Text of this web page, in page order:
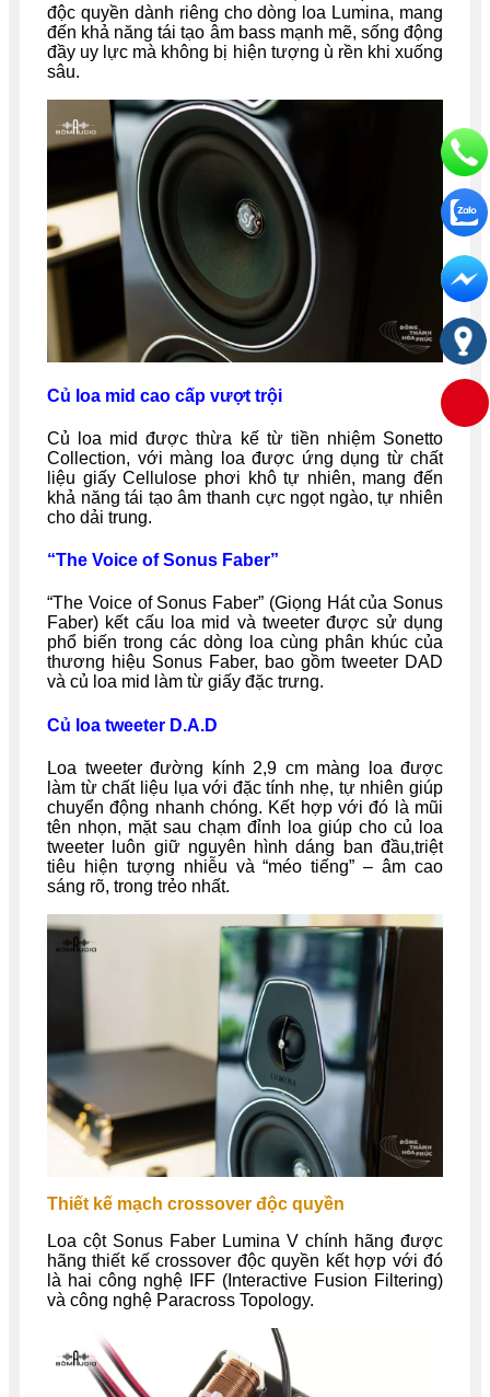
độc quyền dành riêng cho dòng loa Lumina, mang
đến khả năng tái tạo âm bass mạnh mẽ, sống động
đầy uy lực mà không bị hiện tượng ù rền khi xuống
sâu.
Củ loa mid cao cấp vượt trội
Củ loa mid được thừa kế từ tiền nhiệm Sonetto
Collection, với màng loa được ứng dụng từ chất
liệu giấy Cellulose phơi khô tự nhiên, mang đến
khả năng tái tạo âm thanh cực ngọt ngào, tự nhiên
cho dải trung.
“The Voice of Sonus Faber”
“The Voice of Sonus Faber” (Giọng Hát của Sonus
Faber) kết cấu loa mid và tweeter được sử dụng
phổ biến trong các dòng loa cùng phân khúc của
thương hiệu Sonus Faber, bao gồm tweeter DAD
và củ loa mid làm từ giấy đặc trưng.
Củ loa tweeter D.A.D
Loa tweeter đường kính 2,9 cm màng loa được
làm từ chất liệu lụa với đặc tính nhẹ, tự nhiên giúp
chuyển động nhanh chóng. Kết hợp với đó là mũi
tên nhọn, mặt sau chạm đỉnh loa giúp cho củ loa
tweeter luôn giữ nguyên hình dáng ban đầu,triệt
tiêu hiện tượng nhiễu và “méo tiếng” – âm cao
sáng rõ, trong trẻo nhất.
Thiết kế mạch crossover độc quyền
Loa cột Sonus Faber Lumina V chính hãng được
hãng thiết kế crossover độc quyền kết hợp với đó
là hai công nghệ IFF (Interactive Fusion Filtering)
và công nghệ Paracross Topology.